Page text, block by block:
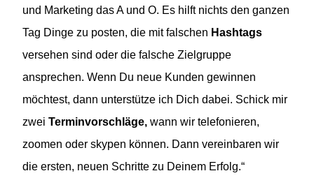
und Marketing das A und O. Es hilft nichts den ganzen
Tag Dinge zu posten, die mit falschen Hashtags
versehen sind oder die falsche Zielgruppe
ansprechen. Wenn Du neue Kunden gewinnen
möchtest, dann unterstütze ich Dich dabei. Schick mir
zweiTerminvorschläge, wann wir telefonieren,
zoomen oder skypen können. Dann vereinbaren wir
die ersten, neuen Schritte zu Deinem Erfolg.“